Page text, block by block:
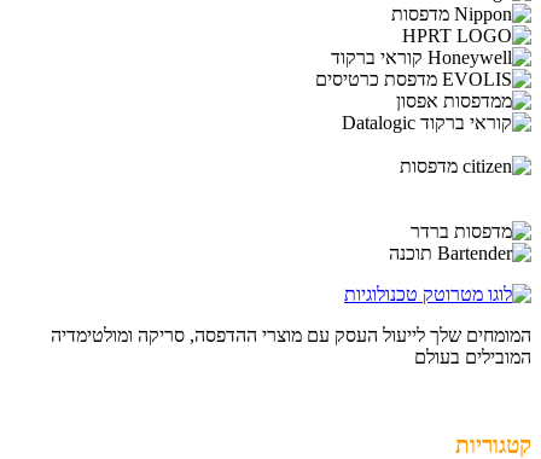
המומחים שלך לייעול העסק עם מוצרי ההדפסה, סריקה ומולטימדיה
המובילים בעולם
קטגוריות